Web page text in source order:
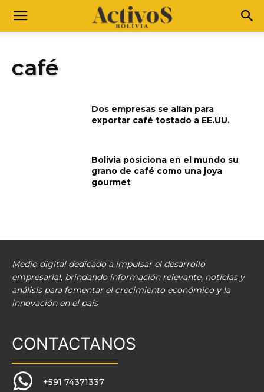
café
Dos empresas se alían para
exportar café tostado a EE.UU.
Bolivia posiciona en el mundo su
grano de café como una joya
gourmet
Medio digital dedicado a impulsar el desarrollo
empresarial, brindando información relevante, noticias y
análisis para fomentar el crecimiento económico y la
innovación en el país
CONTACTANOS
+591 74371337